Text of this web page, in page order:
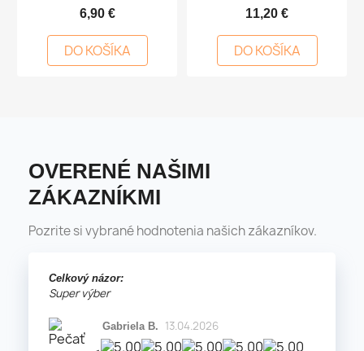
6,90 €
DO KOŠÍKA
11,20 €
DO KOŠÍKA
OVERENÉ NAŠIMI
ZÁKAZNÍKMI
Pozrite si vybrané hodnotenia našich zákazníkov.
Celkový názor:
Super výber
Gabriela B. 13.04.2026